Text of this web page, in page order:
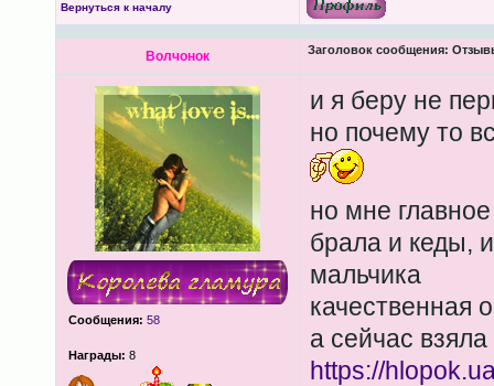
Вернуться к началу
Волчонок Заголовок сообщения:
Сообщения: 58
Награды: 8
и я беру не
но почему то
но мне
брала и кеды,
мальчика
качественная
а сейчас взяла
https://